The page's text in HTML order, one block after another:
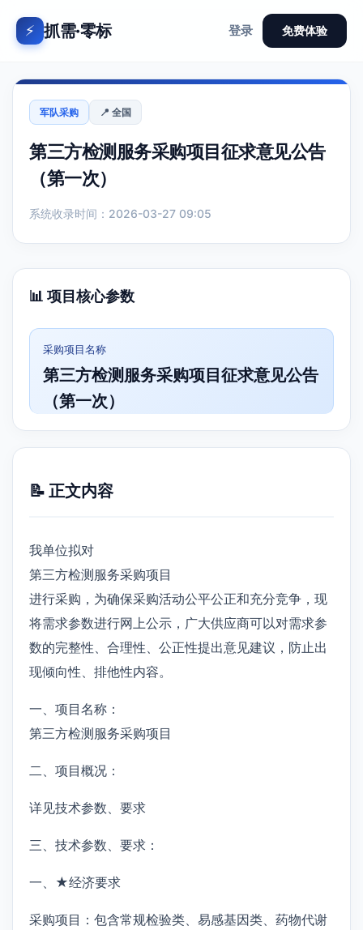
⚡ 抓需·零标 登录 免费体验
军队采购 📍 全国
第三方检测服务采购项目征求意见公告
（第一次）
系统收录时间：2026-03-27 09:05
📊 项目核心参数
采购项目名称
第三方检测服务采购项目征求意见公告
（第一次）
📝 正文内容
我单位拟对
第三方检测服务采购项目
进行采购，为确保采购活动公平公正和充分竞争，现
将需求参数进行网上公示，广大供应商可以对需求参
数的完整性、合理性、公正性提出意见建议，防止出
现倾向性、排他性内容。
一、项目名称：
第三方检测服务采购项目
二、项目概况：
详见技术参数、要求
三、技术参数、要求：
一、★经济要求
采购项目：包含常规检验类、易感基因类、药物代谢